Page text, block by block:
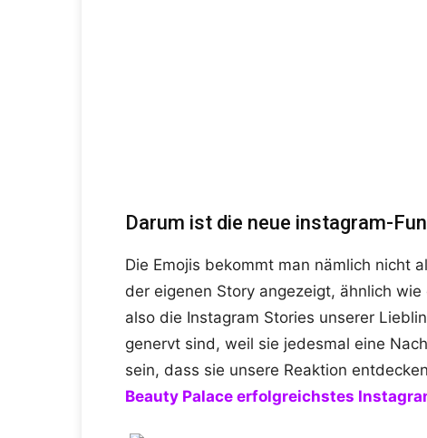
Darum ist die neue instagram-
Die Emojis bekommt man nämlich nicht
der eigenen Story angezeigt, ähnlich wie
also die Instagram Stories unserer
genervt sind, weil sie jedesmal eine
sein, dass sie unsere Reaktion
Beauty Palace erfolgreichstes